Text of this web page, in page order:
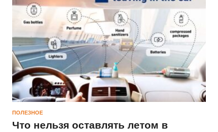
ПОЛЕЗНОЕ
Что нельзя оставлять летом в